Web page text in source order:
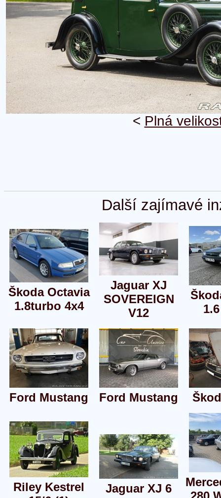
< Plná
Další zajímavé
Škoda Octavia
1.8turbo 4x4
Jaguar XJ
SOVEREIGN
V12
Ford Mustang Ford Mustang
Riley Kestrel
Jaguar XJ 6